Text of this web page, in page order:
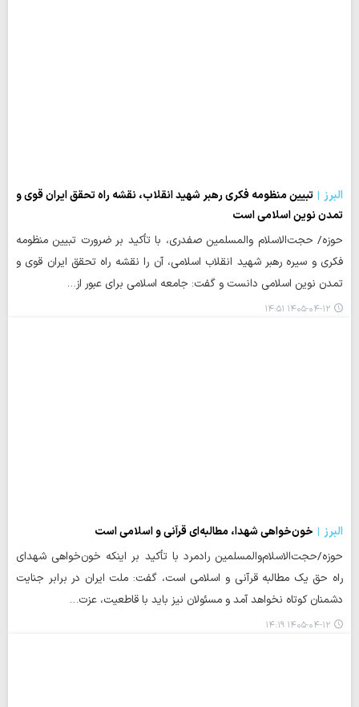
البرز
تبیین منظومه فکری رهبر شهید انقلاب، نقشه راه تحقق ایران قوی و
تمدن نوین اسلامی است
حوزه/ حجت‌الاسلام والمسلمین صفدری، با تأکید بر ضرورت تبیین منظومه
فکری و سیره رهبر شهید انقلاب اسلامی، آن را نقشه راه تحقق ایران قوی و
تمدن نوین اسلامی دانست و گفت: جامعه اسلامی برای عبور از…
۱۴۰۵-۰۴-۱۲ ۱۴:۵۱
البرز
خون‌خواهی شهدا، مطالبه‌ای قرآنی و اسلامی است
حوزه/حجت‌الاسلام‌والمسلمین رادمرد با تأکید بر اینکه خون‌خواهی شهدای
راه حق یک مطالبه قرآنی و اسلامی است، گفت: ملت ایران در برابر جنایت
دشمنان کوتاه نخواهد آمد و مسئولان نیز باید با قاطعیت، عزت…
۱۴۰۵-۰۴-۱۲ ۱۴:۱۹